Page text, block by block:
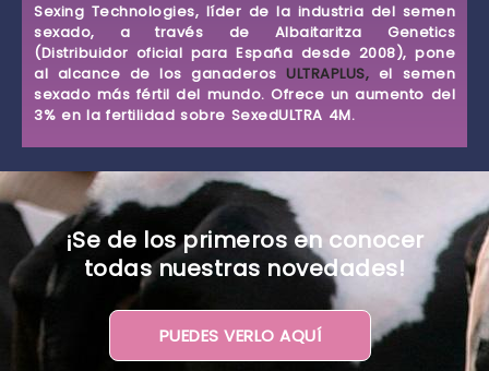
Sexing Technologies, líder de la industria del semen
sexado, a través de Albaitaritza Genetics
(Distribuidor oficial para España desde 2008), pone
al alcance de los ganaderos ULTRAPLUS, el semen
sexado más fértil del mundo. Ofrece un aumento del
3% en la fertilidad sobre SexedULTRA 4M.
¡Se de los primeros en conocer
todas nuestras novedades!
PUEDES VERLO AQUÍ